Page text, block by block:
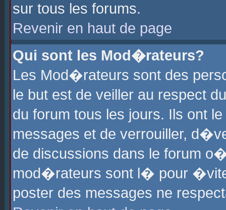
sur tous les forums.
Revenir en haut de page
Qui sont les Mod�rateurs?
Les Mod�rateurs sont des
le but est de veiller au respect
du forum tous les jours. Ils ont
messages et de verrouiller,
de discussions dans le forum
mod�rateurs sont l� pour
poster des messages ne